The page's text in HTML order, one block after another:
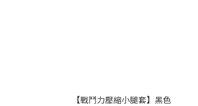
【戰鬥力壓縮小腿套】黑色